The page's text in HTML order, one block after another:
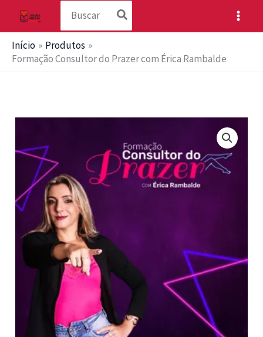
conteúdo
Início
Produtos
Formação Consultor do Prazer com Érica Rambalde